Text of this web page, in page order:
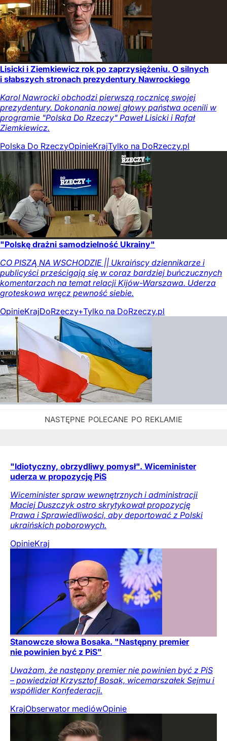
Lisicki i Ziemkiewicz rok po zaprzysiężeniu. O silnych
i słabszych stronach prezydentury Nawrockiego
Karol Nawrocki obchodzi pierwszą rocznicę swojej
prezydentury. Dokonania nowej głowy państwa ocenili w
programie "Polska Do Rzeczy" Paweł Lisicki i Rafał
Ziemkiewicz.
Polska Do RzeczyOpinieKrajTylko na DoRzeczy.pl
"Polskę drażni samodzielność Ukrainy"
CO PISZĄ NA WSCHODZIE || Ukraińscy dziennikarze i
publicyści prześcigają się w coraz bardziej buńczucznych
komentarzach na temat relacji Kijów-Warszawa. Uderza
groteskowa wręcz pewność siebie.
OpinieKrajDoRzeczy+Tylko na DoRzeczy.pl
"Idiotyczny, obrzydliwy pomysł". Wiceminister
uderza w propozycję PiS
Wiceminister spraw wewnętrznych i administracji
Maciej Duszczyk ostro skrytykował propozycję
Prawa i Sprawiedliwości, aby deportować z Polski
ukraińskich poborowych.
OpinieKraj
Stanowcze słowa Bosaka. "Następny premier
nie powinien być z PiS"
Uważam, że następny premier nie powinien być z PiS
– powiedział Krzysztof Bosak, wicemarszałek Sejmu i
współlider Konfederacji.
KrajObserwator mediówOpinie